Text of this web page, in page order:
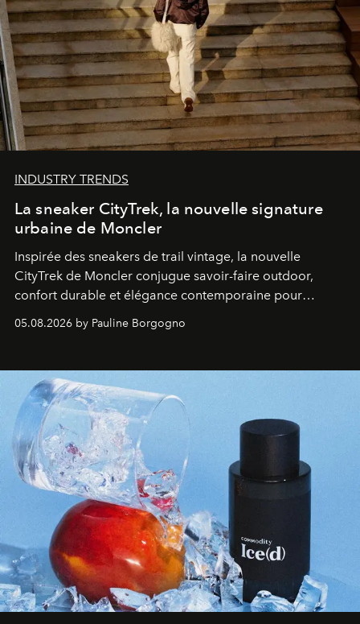
INDUSTRY TRENDS
La sneaker CityTrek, la nouvelle signature
urbaine de Moncler
Inspirée des sneakers de trail vintage, la nouvelle
CityTrek de Moncler conjugue savoir-faire outdoor,
confort durable et élégance contemporaine pour
accompagner les explorations du quotidien.
05.08.2026 by Pauline Borgogno